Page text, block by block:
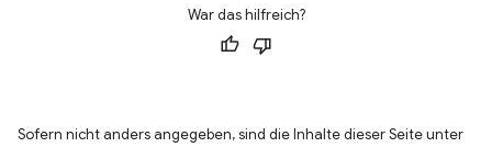
War das hilfreich?
Sofern nicht anders angegeben, sind die Inhalte dieser Seite unter